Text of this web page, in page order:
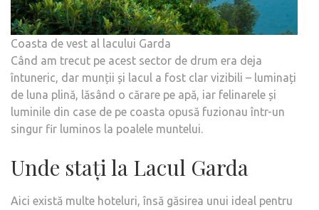
Coasta de vest al lacului Garda
Când am trecut pe acest sector de drum era deja
întuneric, dar munții și lacul a fost clar vizibili – luminați
de luna plină, lăsând o cărare pe apă, iar felinarele și
luminile din case de pe coasta opusă fuzionau într-un
singur fir luminos la poalele muntelui.
Unde stați la Lacul Garda
Aici există multe hoteluri, însă găsirea unui ideal pentru